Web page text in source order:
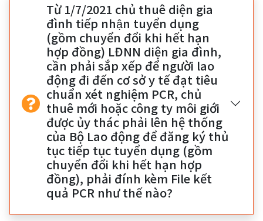
Từ 1/7/2021 chủ thuê diện gia
đình tiếp nhận tuyển dụng
(gồm chuyển đổi khi hết hạn
hợp đồng) LĐNN diện gia đình,
cần phải sắp xếp để người lao
động đi đến cơ sở y tế đạt tiêu
chuẩn xét nghiệm PCR, chủ
thuê mới hoặc công ty môi giới
được ủy thác phải lên hệ thống
của Bộ Lao động để đăng ký thủ
tục tiếp tục tuyển dụng (gồm
chuyển đổi khi hết hạn hợp
đồng), phải đính kèm File kết
quả PCR như thế nào?